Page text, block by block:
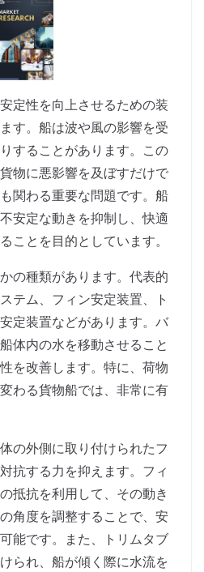
定性を向上させるための装
す。船は波や風の影響を受
することがあります。この
物に悪影響を及ぼすだけで
関わる重要な問題です。船
安定な動きを抑制し、快適
ことを目的としています。
の種類があります。代表的
テム、フィン安定装置、ト
定装置などがあります。バ
体内の水を移動させること
を改善します。特に、荷物
わる貨物船では、非常に有
の外側に取り付けられたフ
抗する力を抑えます。フィ
抵抗を利用して、その動き
角度を調整することで、安
能です。また、トリムタブ
られ、船が傾く際に水流を